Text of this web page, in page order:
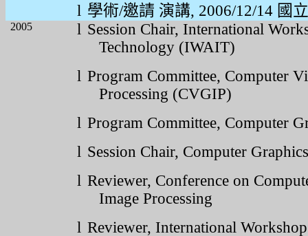
l 學術/邀請 演講, 2006/12/14 國
2005 l Session Chair, International
Technology (IWAIT)
l Program Committee, Computer
Processing (CVGIP)
l Program Committee, Computer
l Session Chair, Computer
l Reviewer, Conference on
Image Processing
l Reviewer, International